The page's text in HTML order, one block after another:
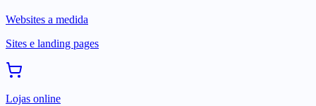
Websites a medida
Sites e landing pages
Lojas online